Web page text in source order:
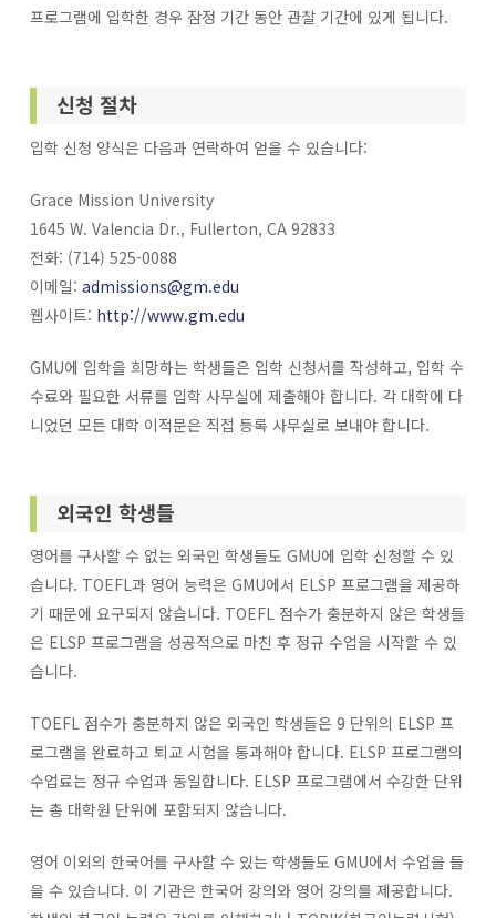
프로그램에 입학한 경우 잠정 기간 동안 관찰 기간에 있게 됩니다.
신청 절차
입학 신청 양식은 다음과 연락하여 얻을 수 있습니다:
Grace Mission University
1645 W. Valencia Dr., Fullerton, CA 92833
전화: (714) 525-0088
이메일: admissions@gm.edu
웹사이트: http://www.gm.edu
GMU에 입학을 희망하는 학생들은 입학 신청서를 작성하고, 입학 수
수료와 필요한 서류를 입학 사무실에 제출해야 합니다. 각 대학에 다
니었던 모든 대학 이적문은 직접 등록 사무실로 보내야 합니다.
외국인 학생들
영어를 구사할 수 없는 외국인 학생들도 GMU에 입학 신청할 수 있
습니다. TOEFL과 영어 능력은 GMU에서 ELSP 프로그램을 제공하
기 때문에 요구되지 않습니다. TOEFL 점수가 충분하지 않은 학생들
은 ELSP 프로그램을 성공적으로 마친 후 정규 수업을 시작할 수 있
습니다.
TOEFL 점수가 충분하지 않은 외국인 학생들은 9 단위의 ELSP 프
로그램을 완료하고 퇴교 시험을 통과해야 합니다. ELSP 프로그램의
수업료는 정규 수업과 동일합니다. ELSP 프로그램에서 수강한 단위
는 총 대학원 단위에 포함되지 않습니다.
영어 이외의 한국어를 구사할 수 있는 학생들도 GMU에서 수업을 들
을 수 있습니다. 이 기관은 한국어 강의와 영어 강의를 제공합니다.